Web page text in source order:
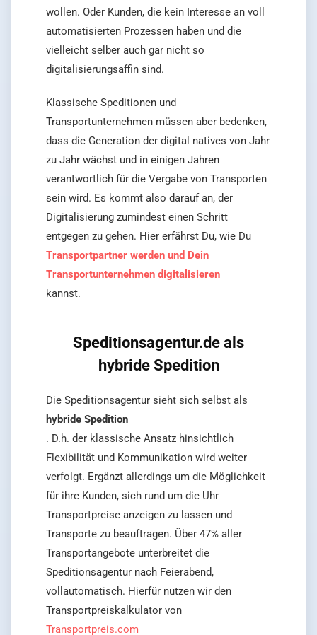
wollen. Oder Kunden, die kein Interesse an voll
automatisierten Prozessen haben und die
vielleicht selber auch gar nicht so
digitalisierungsaffin sind.
Klassische Speditionen und
Transportunternehmen müssen aber bedenken,
dass die Generation der digital natives von Jahr
zu Jahr wächst und in einigen Jahren
verantwortlich für die Vergabe von Transporten
sein wird. Es kommt also darauf an, der
Digitalisierung zumindest einen Schritt
entgegen zu gehen. Hier erfährst Du, wie Du
Transportpartner werden und Dein
Transportunternehmen digitalisieren
kannst.
Speditionsagentur.de als
hybride Spedition
Die Speditionsagentur sieht sich selbst als
hybride Spedition
. D.h. der klassische Ansatz hinsichtlich
Flexibilität und Kommunikation wird weiter
verfolgt. Ergänzt allerdings um die Möglichkeit
für ihre Kunden, sich rund um die Uhr
Transportpreise anzeigen zu lassen und
Transporte zu beauftragen. Über 47% aller
Transportangebote unterbreitet die
Speditionsagentur nach Feierabend,
vollautomatisch. Hierfür nutzen wir den
Transportpreiskalkulator von
Transportpreis.com